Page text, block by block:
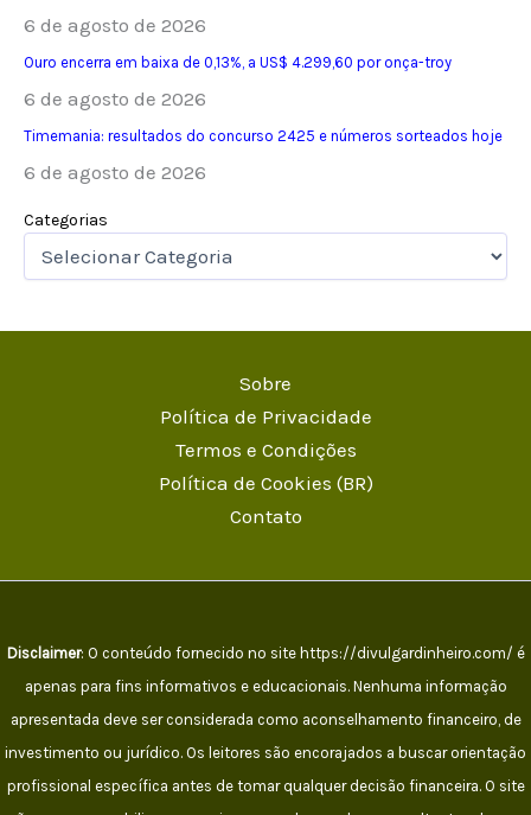
6 de agosto de 2026
Ouro encerra em baixa de 0,13%, a US$ 4.299,60 por onça-troy
6 de agosto de 2026
Timemania: resultados do concurso 2425 e números sorteados hoje
6 de agosto de 2026
Categorias
Sobre
Política de Privacidade
Termos e Condições
Política de Cookies (BR)
Contato
Disclaimer: O conteúdo fornecido no site https://divulgardinheiro.com/ é
apenas para fins informativos e educacionais. Nenhuma informação
apresentada deve ser considerada como aconselhamento financeiro, de
investimento ou jurídico. Os leitores são encorajados a buscar orientação
profissional específica antes de tomar qualquer decisão financeira. O site